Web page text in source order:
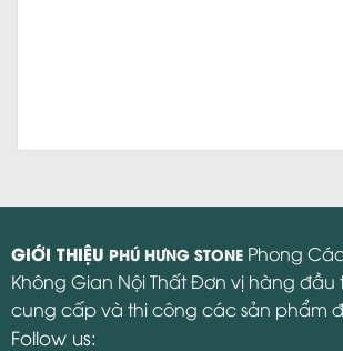
GIỚI THIỆU PHÚ HƯNG STONE Phong
Không Gian Nội Thất Đơn vị hàng đầu
cung cấp và thi công các sản phẩm
Follow us: